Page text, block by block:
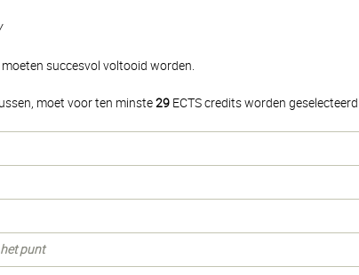
succesvol voltooid worden.
moet voor ten minste29 ECTS credits worden geselecteerd.
punt